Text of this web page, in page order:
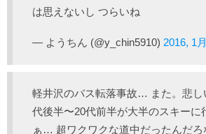
は思えないし つらいね
— ようちん (@y_chin5910) 2016, 1
軽井沢のバス転落事故… また。悲し
代後半〜20代前半が大半のスキーに
ぁ… 超ワクワクな道中だったんだろ